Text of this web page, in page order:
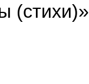
(стихи)»